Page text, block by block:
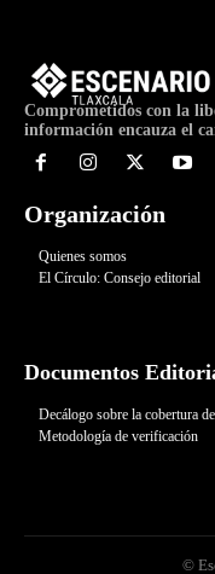
Comprometidos con la
información encauza el
Organización
Quienes somos
El Círculo: Consejo editorial
Documentos
Decálogo sobre la cobertura
Metodología de verificación
©